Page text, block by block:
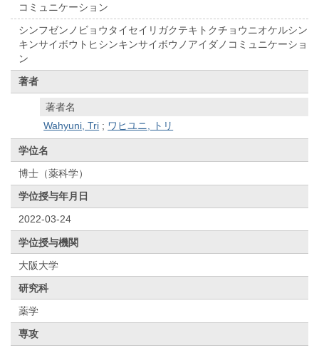
コミュニケーション
シンフゼンノビョウタイセイリガクテキトクチョウニオケルシン
キンサイボウトヒシンキンサイボウノアイダノコミュニケーショ
ン
著者
著者名
Wahyuni, Tri ; ワヒユニ, トリ
学位名
博士（薬科学）
学位授与年月日
2022-03-24
学位授与機関
大阪大学
研究科
薬学
専攻